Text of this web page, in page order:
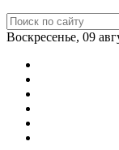
Воскресенье, 09